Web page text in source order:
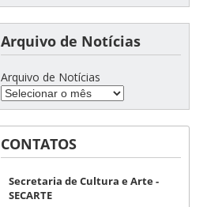
Arquivo de Notícias
Arquivo de Notícias
CONTATOS
Secretaria de Cultura e Arte -
SECARTE